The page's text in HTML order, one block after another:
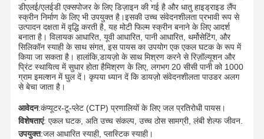
डीएलई/एलईडी एक्सपोजर के लिए डिज़ाइन की गई है और धातु हाइड्राइड लैंप
स्क्रीन निर्माण के लिए भी उपयुक्त है।इसकी उच्च संवेदनशीलता प्रभावी रूप से
उत्पादन दक्षता में वृद्धि करती है, यह मोटी फिल्म स्क्रीन बनाने के लिए आदर्श
बनाता है। विलायक आधारित, यूवी आधारित, पानी आधारित, थर्मोसेटिंग, और
सिलिकॉन स्याही के साथ संगत, इस पायस का उपयोग एक एकल घटक के रूप में
किया जा सकता है। हालांकि,डायज़ो के साथ मिश्रण करने से रिज़ॉल्यूशन और
प्रिंट स्थायित्व में सुधार होता हैमिश्रण के लिए, लगभग 20 सीसी पानी को 1000
ग्राम इमल्शन में घुल दें। कृपया ध्यान दें कि डायज़ो संवेदनशीलता पाउडर अलग
से बेचा जाता है।
आवेदन:कंप्यूटर-टू-प्लेट (CTP) प्रणालियों के लिए जल प्रतिरोधी पायस।
विशेषताएं: एकल घटक, अति उच्च संकल्प, उच्च ठोस सामग्री, लंबी शेल्फ जीवन.
उपयुक्त:जल आधारित स्याही, प्लास्टिक स्याही।